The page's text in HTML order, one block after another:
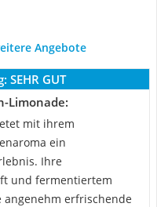
Angebote
SEHR GUT
Limonade:
mit ihrem
ein
Ihre
und fermentiertem
erfrischende